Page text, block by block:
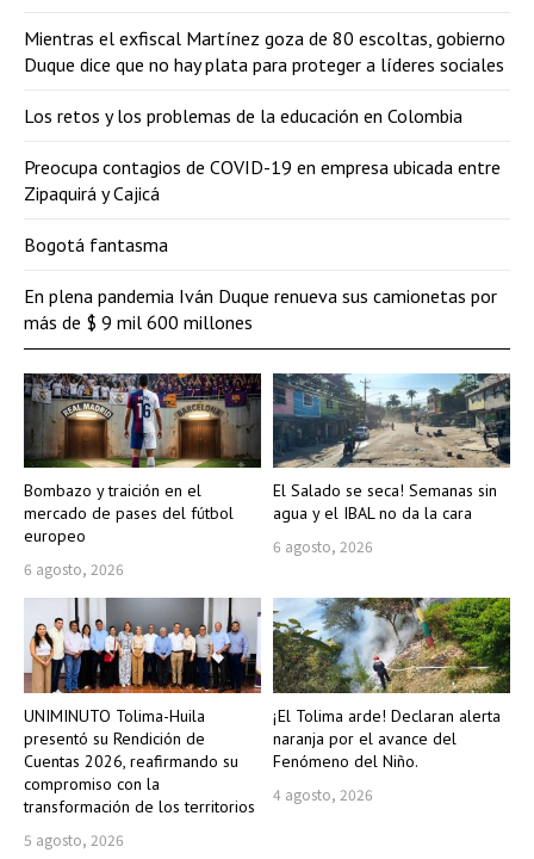
Bombazo y traición en el
mercado de pases del fútbol
europeo
6 agosto, 2026
El Salado se seca! Semanas sin
agua y el IBAL no da la cara
6 agosto, 2026
UNIMINUTO Tolima-Huila
presentó su Rendición de
Cuentas 2026, reafirmando su
compromiso con la
transformación de los territorios
5 agosto, 2026
¡El Tolima arde! Declaran alerta
naranja por el avance del
Fenómeno del Niño.
4 agosto, 2026
Mientras el exfiscal Martínez goza de 80 escoltas, gobierno
Duque dice que no hay plata para proteger a líderes sociales
Los retos y los problemas de la educación en Colombia
Preocupa contagios de COVID-19 en empresa ubicada entre
Zipaquirá y Cajicá
Bogotá fantasma
En plena pandemia Iván Duque renueva sus camionetas por
más de $ 9 mil 600 millones